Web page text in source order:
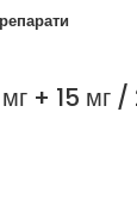
+ 15 мг /